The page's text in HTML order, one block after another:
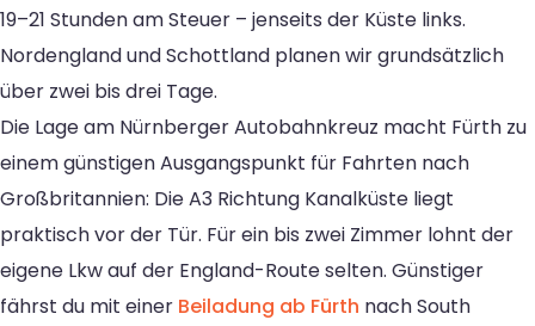
19–21 Stunden am Steuer – jenseits der Küste links.
Nordengland und Schottland planen wir grundsätzlich
über zwei bis drei Tage.
Die Lage am Nürnberger Autobahnkreuz macht Fürth zu
einem günstigen Ausgangspunkt für Fahrten nach
Großbritannien: Die A3 Richtung Kanalküste liegt
praktisch vor der Tür. Für ein bis zwei Zimmer lohnt der
eigene Lkw auf der England-Route selten. Günstiger
fährst du mit einer Beiladung ab Fürth nach South